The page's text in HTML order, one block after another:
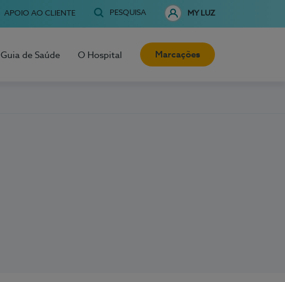
APOIO AO CLIENTE PESQUISA MY LUZ
Guia de Saúde O Hospital Marcações